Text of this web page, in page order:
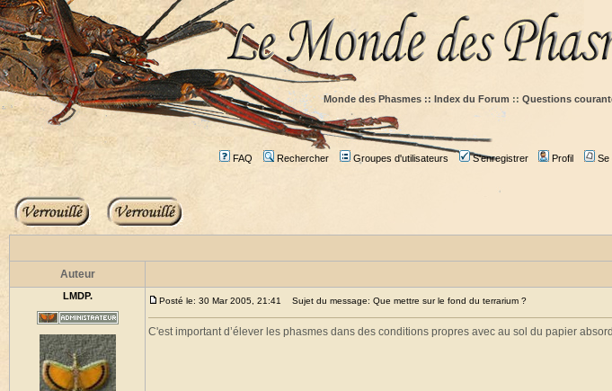
Monde des Phasmes :: Index du Forum :: Questions
FAQ Rechercher Groupes d'utilisateurs S'enregistrer Profil Se
Auteur
LMDP. Posté le: 30 Mar 2005, 21:41 Sujet du message: Que mettre sur le fond du terrarium ?
C'est important d’élever les phasmes dans des conditions propres avec au sol du papier